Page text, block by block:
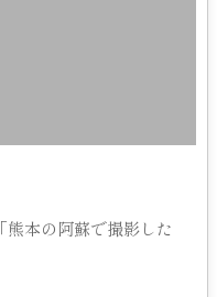
本の阿蘇で撮影した